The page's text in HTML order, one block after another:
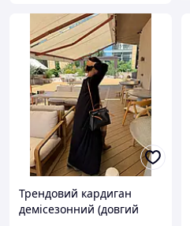
Трендовий кардиган
демісезонний (довгий